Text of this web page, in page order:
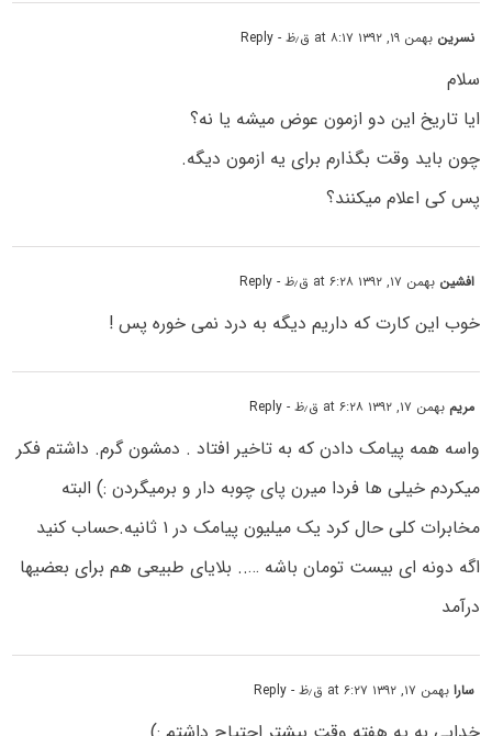
نسرین بهمن ۱۹, ۱۳۹۲ at ۸:۱۷ ق٫ظ - Reply
سلام
ایا تاریخ این دو ازمون عوض میشه یا نه؟
چون باید وقت بگذارم برای یه ازمون دیگه.
پس کی اعلام میکنند؟
افشین بهمن ۱۷, ۱۳۹۲ at ۶:۲۸ ق٫ظ - Reply
خوب این کارت که داریم دیگه به درد نمی خوره پس !
مریم بهمن ۱۷, ۱۳۹۲ at ۶:۲۸ ق٫ظ - Reply
واسه همه پیامک دادن که به تاخیر افتاد . دمشون گرم. داشتم فکر
میکردم خیلی ها فردا میرن پای چوبه دار و برمیگردن :) البته
مخابرات کلی حال کرد یک میلیون پیامک در ۱ ثانیه.حساب کنید
اگه دونه ای بیست تومان باشه ….. بلایای طبیعی هم برای بعضیها
درآمد
سارابهمن ۱۷, ۱۳۹۲ at ۶:۲۷ ق٫ظ - Reply